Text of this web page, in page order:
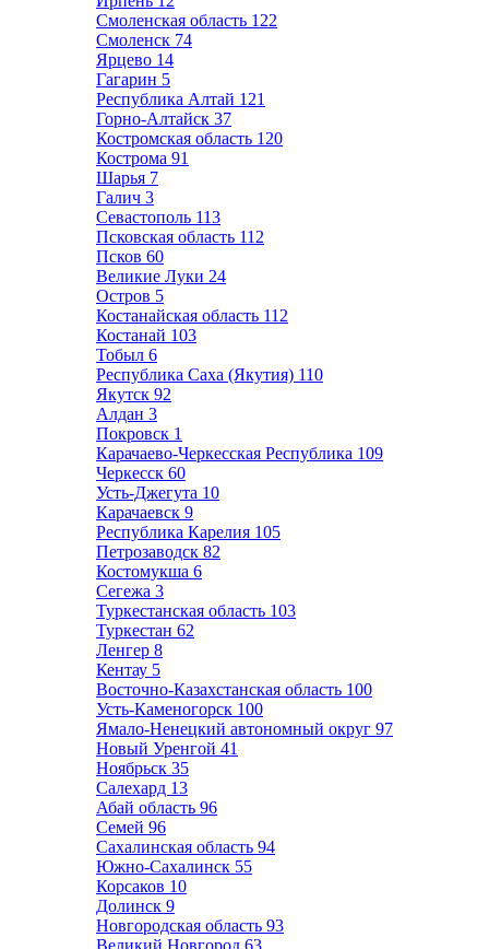
Смоленская область 122
Смоленск 74
Ярцево 14
Гагарин 5
Республика Алтай 121
Горно-Алтайск 37
Костромская область 120
Кострома 91
Шарья 7
Галич 3
Севастополь 113
Псковская область 112
Псков 60
Великие Луки 24
Остров 5
Костанайская область 112
Костанай 103
Тобыл 6
Республика Саха (Якутия) 110
Якутск 92
Алдан 3
Покровск 1
Карачаево-Черкесская Республика 109
Черкесск 60
Усть-Джегута 10
Карачаевск 9
Республика Карелия 105
Петрозаводск 82
Костомукша 6
Сегежа 3
Туркестанская область 103
Туркестан 62
Ленгер 8
Кентау 5
Восточно-Казахстанская область 100
Усть-Каменогорск 100
Ямало-Ненецкий автономный округ 97
Новый Уренгой 41
Ноябрьск 35
Салехард 13
Абай область 96
Семей 96
Сахалинская область 94
Южно-Сахалинск 55
Корсаков 10
Долинск 9
Новгородская область 93
Великий Новгород 63